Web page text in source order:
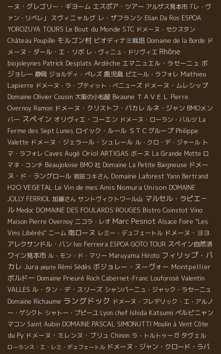
ーヌ・グレゴリー・ギヨーム エスポア・ツアー アルザス見本市「レ・ヴ
ァン・リベレ」
スヴィニャルグ レ・ザフランシ Elian Da Ros ESPOA
YOROZUYA TOURS Le Bout du Monde STC ドメーヌ・セクスタン
Château Poupille モルゴン村 ビオディナミ栽培 Domaine de la Borde ド
メーヌ・ダール・エ・リボ レ・ヴィニュ・ドリヴィエ Rhône
biojoleynes Patrick Desplats Ardèche エマニュエル・ラセーニュ ボ
ジョレー 静岡 ジョルディ・ペレズ 鹿児島 ピエール・ラフォレ Mathieu
Lapierre ドメーヌ・ラ・プティット・べニューズ ドメーヌ・ムレシップ
Domaine Olivier Cousin 大阪の小松屋 Beaune ＴＡＶＥＬ
Pierre
Overnoy Ramon ドメーヌ・クリストフ・パカレ ルネ・ジャン BMOメン
バー スペイン オリヴィエ・コーエン ドメーヌ・ローラン・バルツ La
Ferme des Sept Lunes ロイック・ルール ＳＴＣグループ Philippe
Valette ドメーヌ・ジェラール・シュレール ル・クロ・デ・ジャール ト
マ・ラフォレ Caves Augé Oriol ARTIGAS ボーヌ La Grande Motte ロ
マネ・コンチ Beaujoloise BMO 社 Domaine La Petite Baigneuse ドメー
ヌ・ド・ラングロール 岩田コキさん Domaine Laforest Yann Bertrand
H2O VEGETAL Le Vin de mes Amis Nomura Unison DOMAINE
JOLLY FERRIOL 加藤さん サントヴィクトワール山 マルセル・ラピエ－
ル Medoc DOMAINE DES FOULARDS ROUGES Bistro Coinstot Vino
Maison Pierre Overnoy ニコラ・レオ Marc Pesnot Alsace Foire "Les
Vins Libérés" ニーム 南ローヌ レミー・デュフェートル ドメーヌ・ヨヨ
アレクサンドル・バン Ivo Ferreira ESPOA GOTO TOUR スペイン自然派
ワイン見本市 ル・モン・ド・マリー Maruyama Hiroto フィリップ・パ
カレ Jura pépite Rémi Sédès ボジョレー・ヌーヴォー Montpellier
ボルドー Domaine Prieuré Roch Cabernet-Franc Louforosé Valentin
VALLES ル・タン・デ・スリーズ シャンパーニュ・ジャック・ラセーニュ
Domaine Richaume ラングドック ドメーヌ・フレデリック・エ・アルノ
ー・ゲシクト シャトー・プピーユ Lyon chef Ishida Katsumi ペルピニャン
マコン Saint Aubin DOMAINE PASCAL SIMONUTTI Moulin à Vent Côte
du Py ドメーヌ・ミレンヌ・ブリュ Chinon ラ・トルトゥーガ タヴェル
ローランス・エ・レミ・デュフェートル ドメーヌ・ジャン・クロード・ラパ